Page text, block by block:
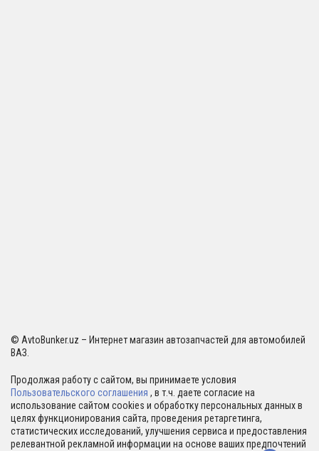
© AvtoBunker.uz – Интернет магазин автозапчастей для автомобилей
ВАЗ.
Продолжая работу с сайтом, вы принимаете условия
Пользовательского соглашения , в т.ч. даете согласие на
использование сайтом cookies и обработку персональных данных в
целях функционирования сайта, проведения ретаргетинга,
статистических исследований, улучшения сервиса и предоставления
релевантной рекламной информации на основе ваших предпочтений